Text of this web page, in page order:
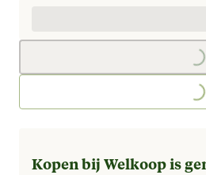
Kopen bij Welkoop is